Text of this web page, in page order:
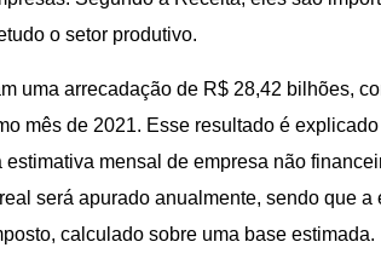
o setor produtivo.
uma arrecadação de R$ 28,42 bilhões,
mês de 2021. Esse resultado é
mensal de empresa não
será apurado anualmente, sendo que a
calculado sobre uma base estimada.